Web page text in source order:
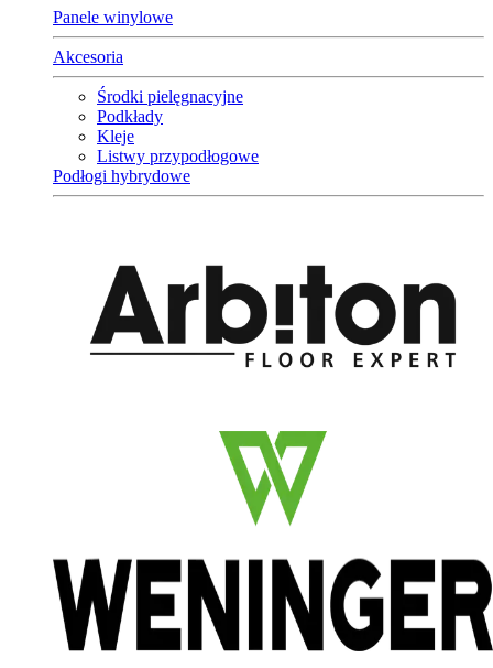
Panele winylowe
Akcesoria
Środki pielęgnacyjne
Podkłady
Kleje
Listwy przypodłogowe
Podłogi hybrydowe